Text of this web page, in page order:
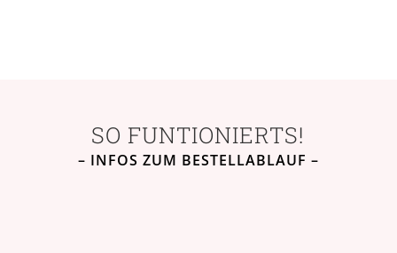
SO FUNTIONIERTS!
– INFOS ZUM BESTELLABLAUF –